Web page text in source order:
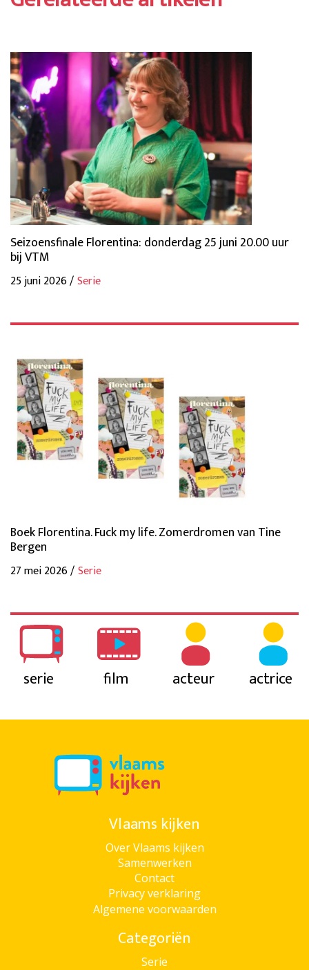
Seizoensfinale Florentina: donderdag 25 juni 20.00 uur
bij VTM
25 juni 2026 /Serie
Boek Florentina. Fuck my life. Zomerdromen van Tine
Bergen
27 mei 2026 /Serie
serie film acteur actrice
Vlaams kijken
Over Vlaams kijken
Samenwerken
Contact
Privacy verklaring
Algemene voorwaarden
Categoriën
Serie